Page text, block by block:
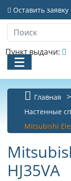
Оставить заявку
Пункт выдачи:
КАТАЛОГ
АКЦИИ И
БИБЛИОТЕКА
НОВОСТИ
Главная
Настенные
Mitsubishi
HJ35VA